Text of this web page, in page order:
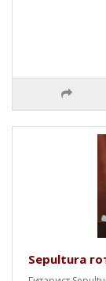
Sepultura